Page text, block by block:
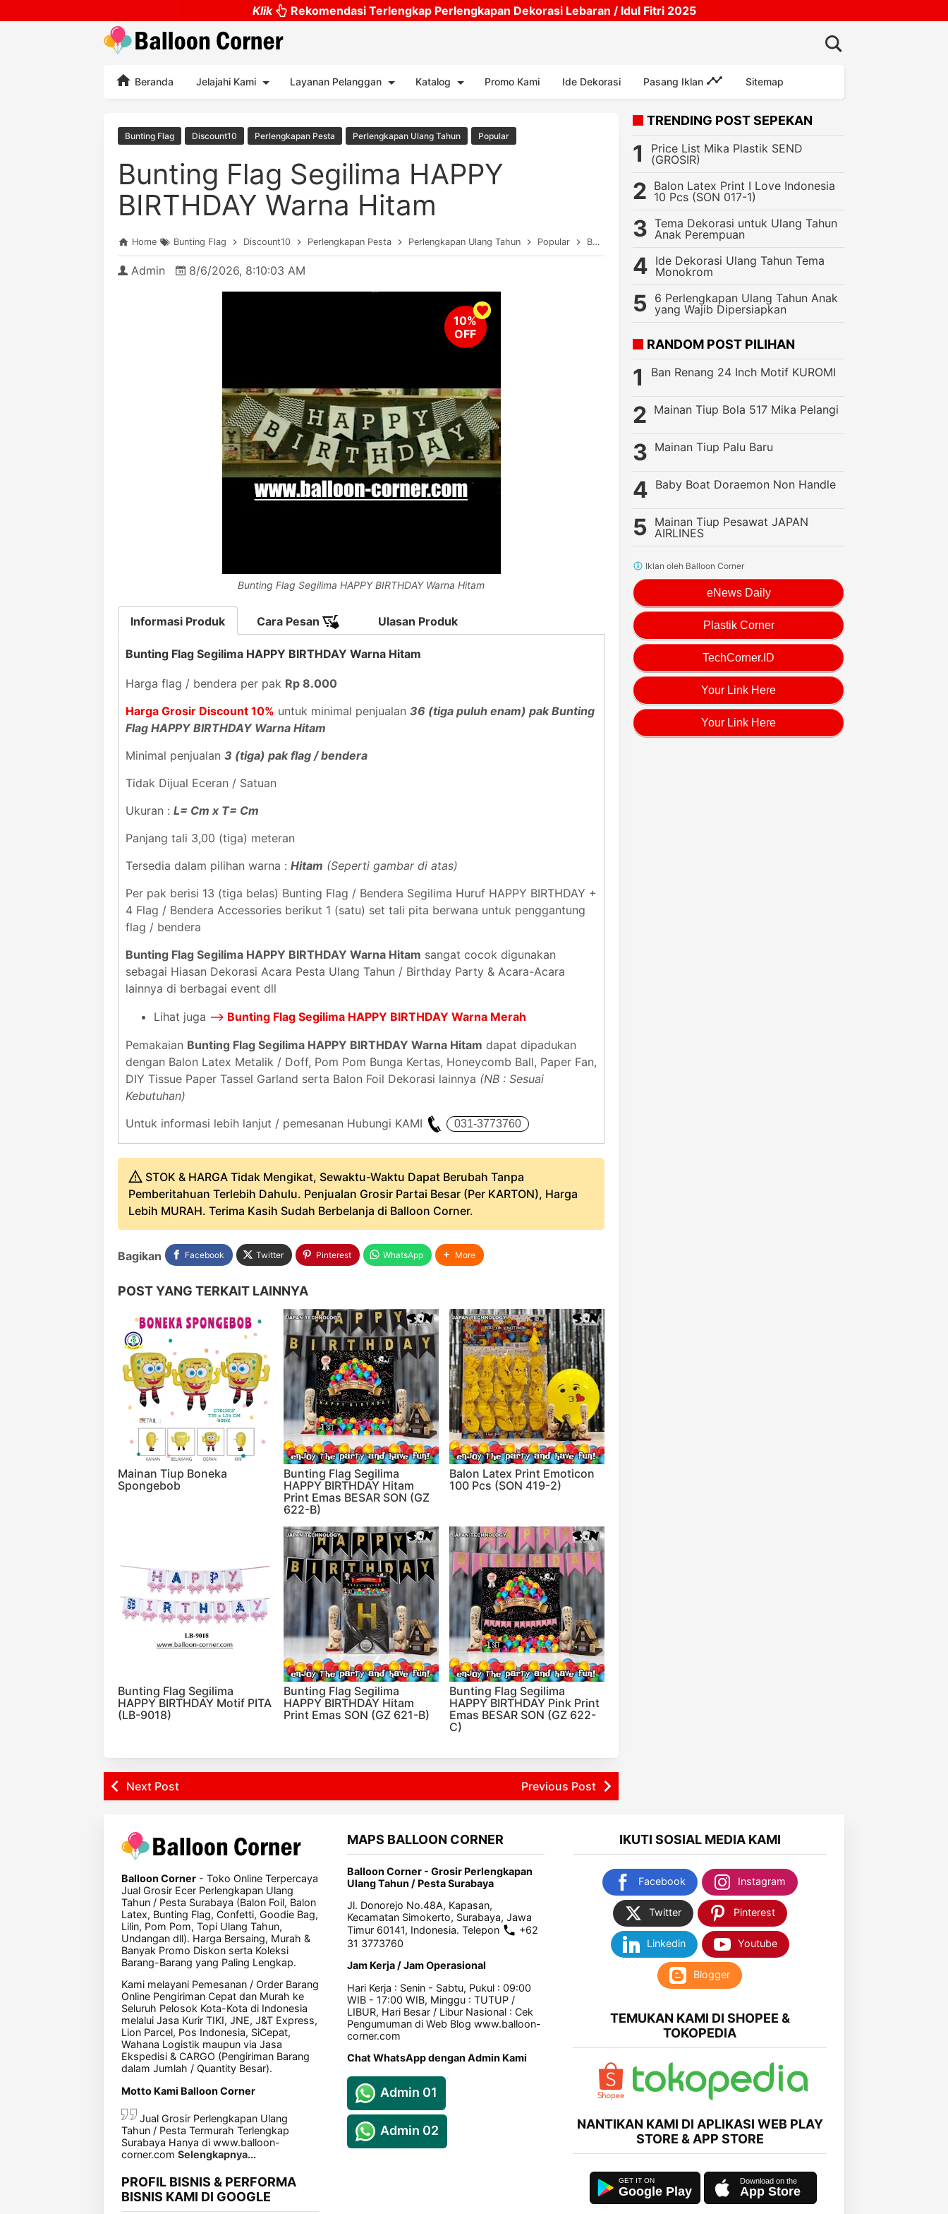
Skip to main content
Klik Rekomendasi Terlengkap Perlengkapan Dekorasi Lebaran / Idul Fitri 2025
Beranda Jelajahi Kami Layanan Pelanggan Katalog Promo Kami Ide Dekorasi Pasang Iklan Sitemap
Bunting Flag Discount10 Perlengkapan Pesta Perlengkapan Ulang Tahun Popular
Bunting Flag Segilima HAPPY
BIRTHDAY Warna Hitam
Home Bunting Flag Discount10 Perlengkapan Pesta Perlengkapan Ulang Tahun Popular Bunting Flag Segilima HAPPY BIRTHDAY Warna Hitam
Admin 8/6/2026, 8:10:03 AM
Bunting Flag Segilima HAPPY BIRTHDAY Warna Hitam
Informasi Produk
Bunting Flag Segilima HAPPY BIRTHDAY Warna Hitam
Harga flag / bendera per pak Rp 8.000
Harga Grosir Discount 10% untuk minimal penjualan 36 (tiga puluh enam) pak Bunting
Flag HAPPY BIRTHDAY Warna Hitam
Minimal penjualan 3 (tiga) pak flag / bendera
Tidak Dijual Eceran / Satuan
Ukuran : L= Cm x T= Cm
Panjang tali 3,00 (tiga) meteran
Tersedia dalam pilihan warna : Hitam (Seperti gambar di atas)
Per pak berisi 13 (tiga belas) Bunting Flag / Bendera Segilima Huruf HAPPY BIRTHDAY +
4 Flag / Bendera Accessories berikut 1 (satu) set tali pita berwana untuk penggantung
flag / bendera
Bunting Flag Segilima HAPPY BIRTHDAY Warna Hitam sangat cocok digunakan
sebagai Hiasan Dekorasi Acara Pesta Ulang Tahun / Birthday Party & Acara-Acara
lainnya di berbagai event dll
Lihat juga --> Bunting Flag Segilima HAPPY BIRTHDAY Warna Merah
Pemakaian Bunting Flag Segilima HAPPY BIRTHDAY Warna Hitam dapat dipadukan
dengan Balon Latex Metalik / Doff, Pom Pom Bunga Kertas, Honeycomb Ball, Paper Fan,
DIY Tissue Paper Tassel Garland serta Balon Foil Dekorasi lainnya (NB : Sesuai
Kebutuhan)
Untuk informasi lebih lanjut / pemesanan Hubungi KAMI
Cara Pesan Ulasan Produk
STOK & HARGA Tidak Mengikat, Sewaktu-Waktu Dapat Berubah Tanpa
Pemberitahuan Terlebih Dahulu. Penjualan Grosir Partai Besar (Per KARTON), Harga
Lebih MURAH. Terima Kasih Sudah Berbelanja di Balloon Corner.
Bagikan Facebook Twitter Pinterest WhatsApp More
POST YANG TERKAIT LAINNYA
Mainan Tiup Boneka
Spongebob
Bunting Flag Segilima
HAPPY BIRTHDAY Hitam
Print Emas BESAR SON (GZ
622-B)
Balon Latex Print Emoticon
100 Pcs (SON 419-2)
Bunting Flag Segilima
HAPPY BIRTHDAY Motif PITA
(LB-9018)
Bunting Flag Segilima
HAPPY BIRTHDAY Hitam
Print Emas SON (GZ 621-B)
Bunting Flag Segilima
HAPPY BIRTHDAY Pink Print
Emas BESAR SON (GZ 622-
C)
Next Post Previous Post
TRENDING POST SEPEKAN
Price List Mika Plastik SEND
(GROSIR)
Balon Latex Print I Love Indonesia
10 Pcs (SON 017-1)
Tema Dekorasi untuk Ulang Tahun
Anak Perempuan
Ide Dekorasi Ulang Tahun Tema
Monokrom
6 Perlengkapan Ulang Tahun Anak
yang Wajib Dipersiapkan
RANDOM POST PILIHAN
Ban Renang 24 Inch Motif KUROMI
Mainan Tiup Bola 517 Mika Pelangi
Mainan Tiup Palu Baru
Baby Boat Doraemon Non Handle
Mainan Tiup Pesawat JAPAN
AIRLINES
eNews Daily
Plastik Corner
TechCorner.ID
Your Link Here
Your Link Here
Iklan oleh Balloon Corner
Balloon Corner - Toko Online Terpercaya
Jual Grosir Ecer Perlengkapan Ulang
Tahun / Pesta Surabaya (Balon Foil, Balon
Latex, Bunting Flag, Confetti, Goodie Bag,
Lilin, Pom Pom, Topi Ulang Tahun,
Undangan dll). Harga Bersaing, Murah &
Banyak Promo Diskon serta Koleksi
Barang-Barang yang Paling Lengkap.
Kami melayani Pemesanan / Order Barang
Online Pengiriman Cepat dan Murah ke
Seluruh Pelosok Kota-Kota di Indonesia
melalui Jasa Kurir TIKI, JNE, J&T Express,
Lion Parcel, Pos Indonesia, SiCepat,
Wahana Logistik maupun via Jasa
Ekspedisi & CARGO (Pengiriman Barang
dalam Jumlah / Quantity Besar).
Motto Kami Balloon Corner
Jual Grosir Perlengkapan Ulang
Tahun / Pesta Termurah Terlengkap
Surabaya Hanya di www.balloon-
corner.com Selengkapnya...
PROFIL BISNIS & PERFORMA
BISNIS KAMI DI GOOGLE
MAPS BALLOON CORNER
Balloon Corner - Grosir Perlengkapan
Ulang Tahun / Pesta Surabaya
Jl. Donorejo No.48A, Kapasan,
Kecamatan Simokerto, Surabaya, Jawa
Timur 60141, Indonesia. Telepon
+62
31 3773760
Jam Kerja / Jam Operasional
Hari Kerja : Senin - Sabtu, Pukul : 09:00
WIB - 17:00 WIB, Minggu : TUTUP /
LIBUR, Hari Besar / Libur Nasional : Cek
Pengumuman di Web Blog www.balloon-
corner.com
Chat WhatsApp dengan Admin Kami
Admin 01
Admin 02
IKUTI SOSIAL MEDIA KAMI
Facebook Instagram
Twitter Pinterest
Linkedin Youtube
Blogger
TEMUKAN KAMI DI SHOPEE &
TOKOPEDIA
NANTIKAN KAMI DI APLIKASI WEB PLAY
STORE & APP STORE
Google Play App Store